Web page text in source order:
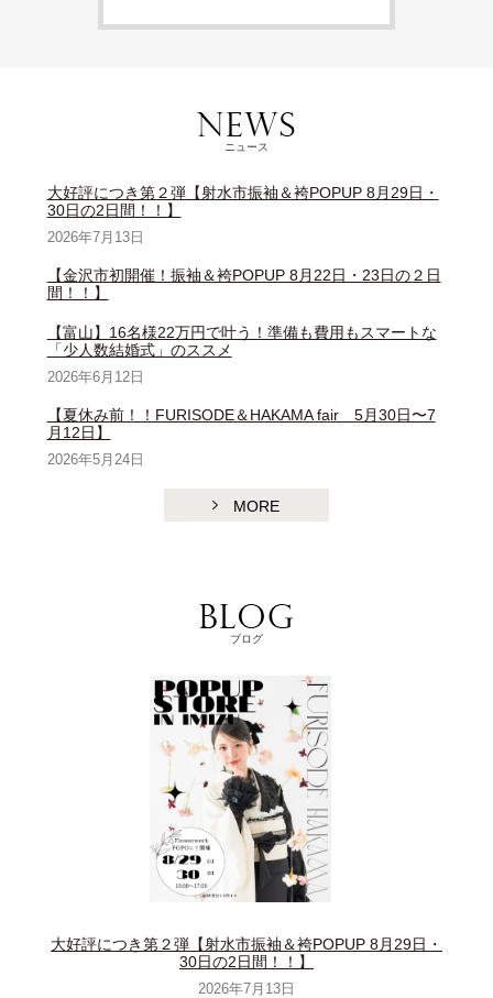
ニュース
大好評につき第２弾【射水市振袖＆袴POPUP 8月29日・
30日の2日間！！】
2026年7月13日
【金沢市初開催！振袖＆袴POPUP 8月22日・23日の２日
間！！】
【富山】16名様22万円で叶う！準備も費用もスマートな
「少人数結婚式」のススメ
2026年6月12日
【夏休み前！！FURISODE＆HAKAMA fair 5月30日〜7
月12日】
2026年5月24日
MORE
ブログ
大好評につき第２弾【射水市振袖＆袴POPUP 8月29日・
30日の2日間！！】
2026年7月13日